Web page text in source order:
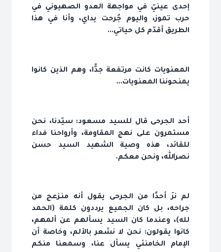
إحدى عينيّ في مواجهة العدو الصهيوني في
حرب تموز، واليوم جُرحت يداي، وأنا في هذا
الطريق أقدّم كل حياتي...
المعنويات كانت مرتفعة جدًّا، وهم الذين كانوا
يمنحوننا المعنويات...
أحد الجرحى قال للسيد مسعود: سيّدنا، نحن
مستمرون على نهج المقاومة، وأرواحنا فداء
للقائد، هذه وصية الشهيد السيد حسن
نصرالله، ونحن معكم.
لم نرَ أحدًا من الجرحى يقول أنه منزعج من
جراحه، بل كان الجميع يرددون كلمة (الحمد
لله)، وعندما كان السيد يسألهم عن ألمهم،
كانوا يقولون: نحن لا نشعر بالألم، وخاصة أن
الإمام الخامنئي يسأل عنا، وسمعنا منكم